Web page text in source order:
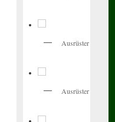
Ausrüster
Ausrüster